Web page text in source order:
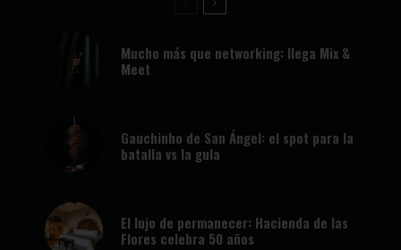
Mucho más que networking: llega Mix &
Meet
Gauchinho de San Ángel: el spot para la
batalla vs la gula
El lujo de permanecer: Hacienda de las
Flores celebra 50 años